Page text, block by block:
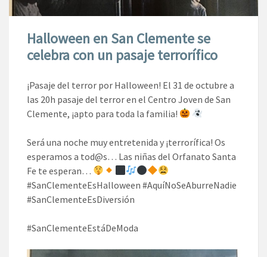
Halloween en San Clemente se
celebra con un pasaje terrorífico
¡Pasaje del terror por Halloween! El 31 de octubre a
las 20h pasaje del terror en el Centro Joven de San
Clemente, ¡apto para toda la familia!
Será una noche muy entretenida y ¡terrorífica! Os
esperamos a tod@s… Las niñas del Orfanato Santa
Fe te esperan…
#SanClementeEsHalloween #AquíNoSeAburreNadie
#SanClementeEsDiversión
#SanClementeEstáDeModa